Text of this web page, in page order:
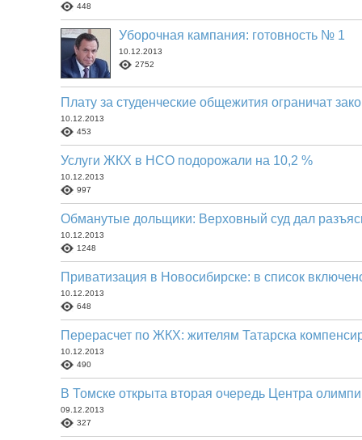
448
Уборочная кампания: готовность № 1
10.12.2013
2752
Плату за студенческие общежития ограничат
10.12.2013
453
Услуги ЖКХ в НСО подорожали на 10,2 %
10.12.2013
997
Обманутые дольщики: Верховный суд дал
10.12.2013
1248
Приватизация в Новосибирске: в список
10.12.2013
648
Перерасчет по ЖКХ: жителям Татарска
10.12.2013
490
В Томске открыта вторая очередь Центра
09.12.2013
327